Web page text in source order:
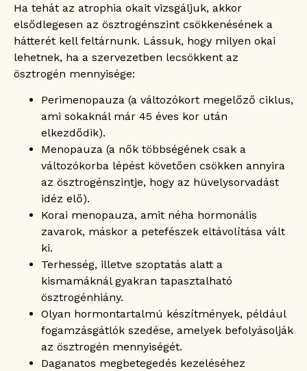
Ha tehát az atrophia okait vizsgáljuk, akkor
elsődlegesen az ösztrogénszint csökkenésének a
hátterét kell feltárnunk. Lássuk, hogy milyen okai
lehetnek, ha a szervezetben lecsökkent az
ösztrogén mennyisége:
Perimenopauza (a változókort megelőző ciklus,
ami sokaknál már 45 éves kor után
elkezdődik).
Menopauza (a nők többségének csak a
változókorba lépést követően csökken annyira
az ösztrogénszintje, hogy az hüvelysorvadást
idéz elő).
Korai menopauza, amit néha hormonális
zavarok, máskor a petefészek eltávolítása vált
ki.
Terhesség, illetve szoptatás alatt a
kismamáknál gyakran tapasztalható
ösztrogénhiány.
Olyan hormontartalmú készítmények, például
fogamzásgátlók szedése, amelyek befolyásolják
az ösztrogén mennyiségét.
Daganatos megbetegedés kezeléséhez